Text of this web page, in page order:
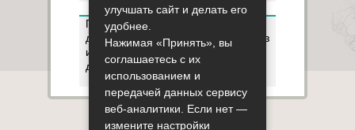
Пользуясь данным ресурсом вы
даёте разрешение на сбор, анализ
и хранение своих персональных
данных согласно Правилам
Карта сайта О сайте Контакты
улучшать сайт и делать его
удобнее.
Нажимая «Принять», вы
соглашаетесь с их
использованием и
передачей данных сервису
веб-аналитики. Если нет —
измените настройки